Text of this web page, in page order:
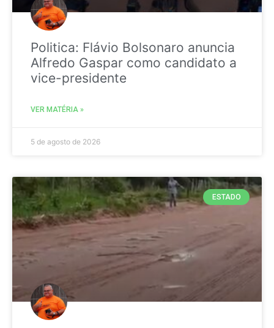
Politica: Flávio Bolsonaro anuncia
Alfredo Gaspar como candidato a
vice-presidente
VER MATÉRIA »
5 de agosto de 2026
ESTADO